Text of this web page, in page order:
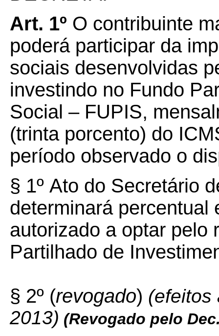
Art. 1º O contribuinte
poderá participar da
sociais desenvolvidas
investindo no Fundo
Social – FUPIS,
(trinta porcento) do
período observado o
§ 1º Ato do Secretário
determinará percentual
autorizado a optar pelo
Partilhado de
§ 2º (revogado) (efeitos
2013) (Revogado pelo